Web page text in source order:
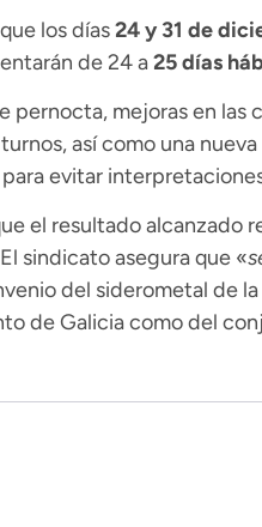
los días24 y 31 de
de 24 a25 días
pernocta, mejoras en las
así como una
evitar
el resultado alcanzado
sindicato asegura que «
del siderometal de
de Galicia como del